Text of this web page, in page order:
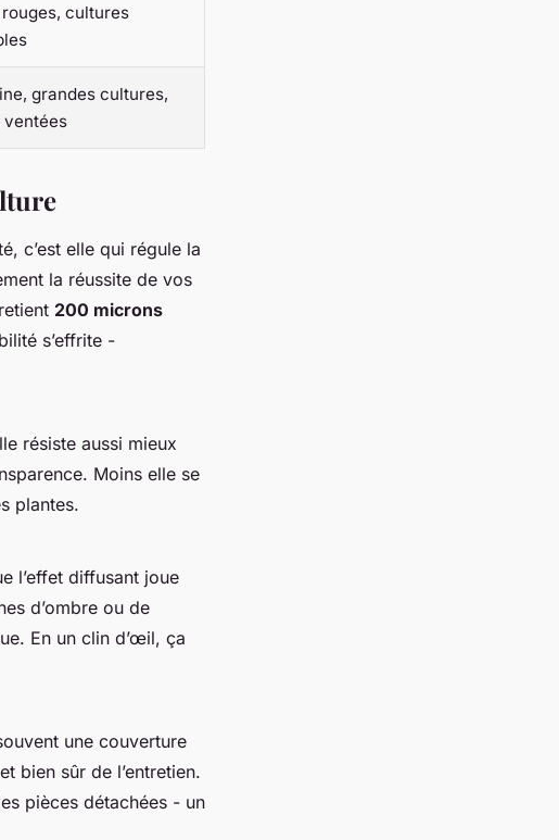
cultures
grandes cultures,
ventées
c’est elle qui régule la
la réussite de vos
200 microns
s’effrite -
résiste aussi mieux
Moins elle se
plantes.
l’effet diffusant joue
d’ombre ou de
En un clin d’œil, ça
une couverture
bien sûr de l’entretien.
pièces détachées - un